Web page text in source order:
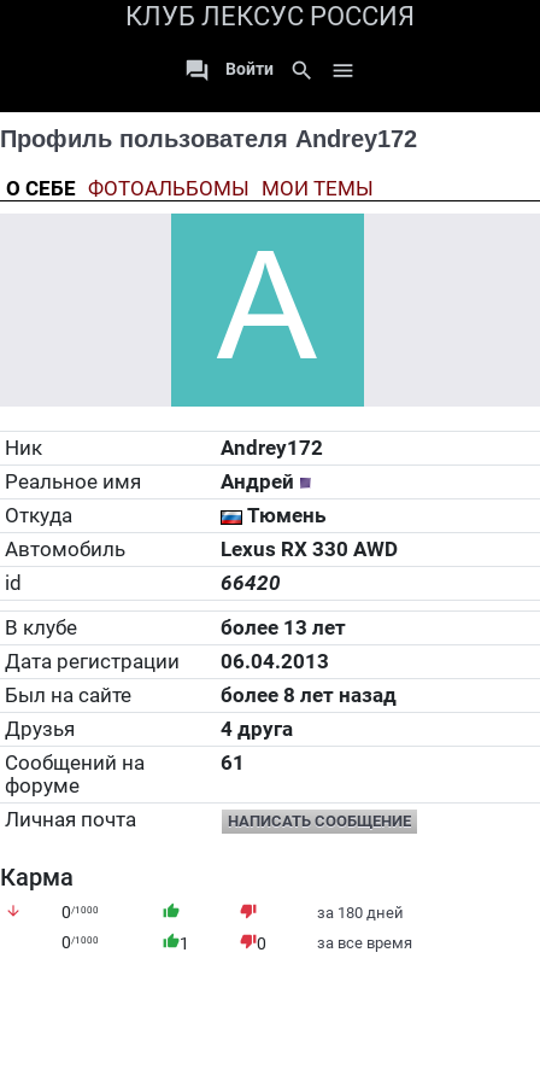
КЛУБ ЛЕКСУС РОССИЯ
 Войти search 
Профиль пользователя Andrey172
О СЕБЕ ФОТОАЛЬБОМЫ МОИ ТЕМЫ
Ник
Andrey172
Реальное имя
Андрей
Откуда
Тюмень
Автомобиль
Lexus RX 330 AWD
id
66420
В клубе
более 13 лет
Дата регистрации
06.04.2013
Был на сайте
более 8 лет назад
Друзья
4 друга
Сообщений на
форуме
61
Личная почта НАПИСАТЬ СООБЩЕНИЕ
Карма
arrow_downward 0/1000 thumb_up thumb_down за 180 дней
0/1000 thumb_up1 thumb_down0 за все время